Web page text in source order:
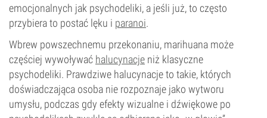
emocjonalnych jak psychodeliki, a jeśli już, to często
przybiera to postać lęku i paranoi.
Wbrew powszechnemu przekonaniu, marihuana może
częściej wywoływać halucynacje niż klasyczne
psychodeliki. Prawdziwe halucynacje to takie, których
doświadczająca osoba nie rozpoznaje jako wytworu
umysłu, podczas gdy efekty wizualne i dźwiękowe po